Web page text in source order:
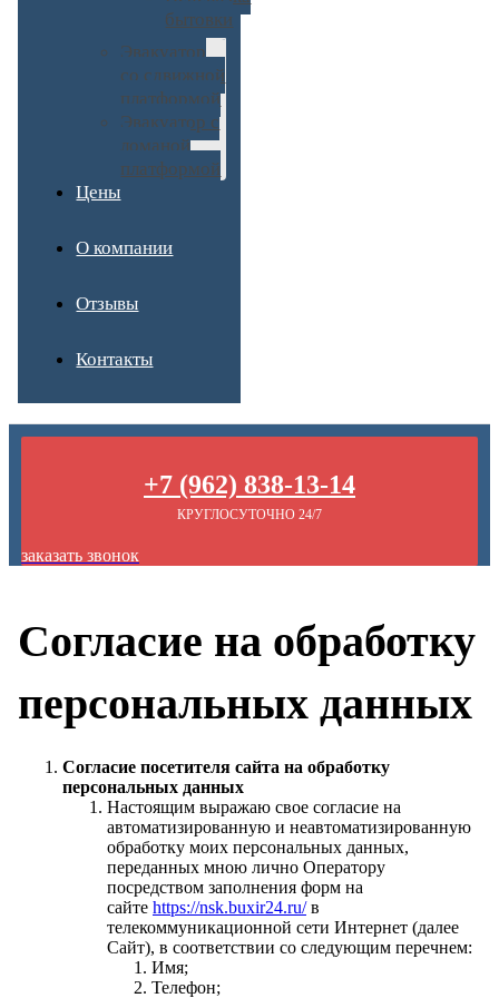
бытовки
Эвакуатор
со сдвижной
платформой
Эвакуатор с
ломаной
платформой
Цены
О компании
Отзывы
Контакты
+7 (962) 838-13-14
КРУГЛОСУТОЧНО 24/7
заказать звонок
Согласие на обработку
персональных данных
Согласие посетителя сайта на обработку
персональных данных
Настоящим выражаю свое согласие на
автоматизированную и неавтоматизированную
обработку моих персональных данных,
переданных мною лично Оператору
посредством заполнения форм на
сайте https://nsk.buxir24.ru/в
телекоммуникационной сети Интернет (далее
Сайт), в соответствии со следующим перечнем:
Имя;
Телефон;